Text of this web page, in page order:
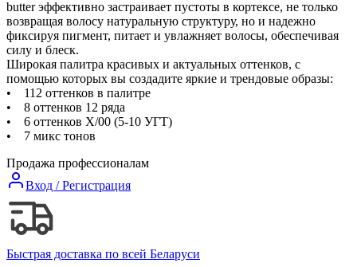
butter эффективно застраивает пустоты в кортексе, не только
возвращая волосу натуральную структуру, но и надежно
фиксируя пигмент, питает и увлажняет волосы, обеспечивая
силу и блеск.
Широкая палитра красивых и актуальных оттенков, с
помощью которых вы создадите яркие и трендовые образы:
• 112 оттенков в палитре
• 8 оттенков 12 ряда
• 6 оттенков Х/00 (5-10 УГТ)
• 7 микс тонов
Продажа профессионалам
Вход / Регистрация
Быстрая доставка по всей Беларуси